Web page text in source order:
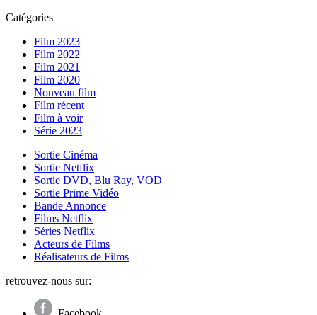
Catégories
Film 2023
Film 2022
Film 2021
Film 2020
Nouveau film
Film récent
Film à voir
Série 2023
Sortie Cinéma
Sortie Netflix
Sortie DVD, Blu Ray, VOD
Sortie Prime Vidéo
Bande Annonce
Films Netflix
Séries Netflix
Acteurs de Films
Réalisateurs de Films
retrouvez-nous sur: